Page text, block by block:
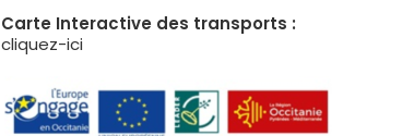
Carte Interactive des transports :
cliquez-ici